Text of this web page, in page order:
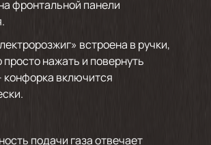
фронтальной панели
встроена в ручки,
нажать и повернуть
конфорка включится
подачи газа отвечает